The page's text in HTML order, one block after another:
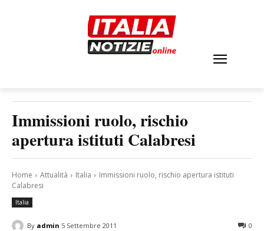
Immissioni ruolo, rischio
apertura istituti Calabresi
Home Attualità Italia
Immissioni ruolo, rischio apertura istituti
Calabresi
Italia
By admin 5 Settembre 2011 0